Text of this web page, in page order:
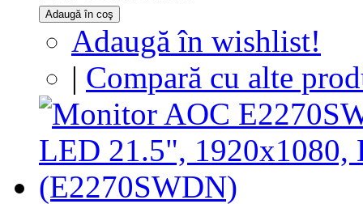
Adaugă în coş
Adaugă în wishlist!
| Compară cu alte